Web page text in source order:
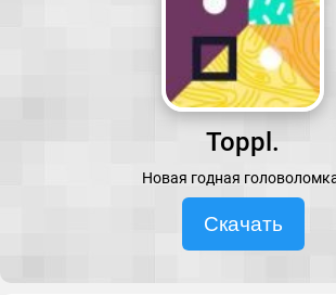
Toppl.
Новая годная
Скачать